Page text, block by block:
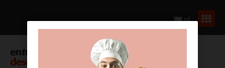
gl
entrar en
envío de mensajes a móviles
desde web